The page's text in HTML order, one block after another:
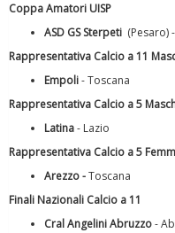
Luglio 2026: "Pensando
rivoluzioni"
Coppa Amatori UISP
ASD GS Sterpeti (Pesaro)
Rappresentativa Calcio a 11
Empoli- Toscana
Rappresentativa Calcio a 5
Latina- Lazio
Rappresentativa Calcio a 5
Arezzo-Toscana
Finali Nazionali Calcio a 11
Cral Angelini Abruzzo-